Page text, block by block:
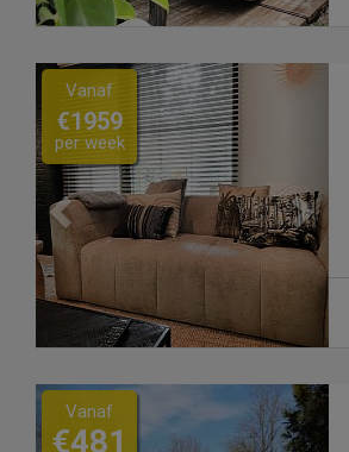
Previous
Vanaf
€1959
per week
Previous
Vanaf
€481